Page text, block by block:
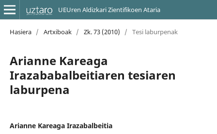
UEUren Aldizkari Zientifikoen Ataria
Hasiera / Artxiboak / Zk. 73 (2010) / Tesi laburpenak
Arianne Kareaga
Irazababalbeitiaren tesiaren
laburpena
Arianne Kareaga Irazabalbeitia